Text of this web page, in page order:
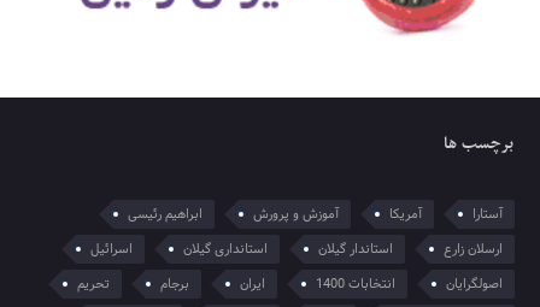
برچسب ها
آستارا آمریکا آموزش و پرورش
ابراهیم رئیسی
ارسلان زارع
استاندار گیلان استانداری گیلان
اسرائیل
اصولگرایان
انتخابات 1400 ایران برجام
تحریم